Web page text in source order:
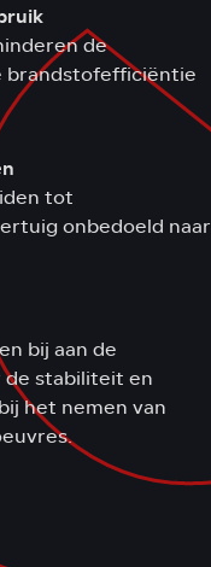
de
brandstofefficiëntie
tot
onbedoeld naar
bij aan de
stabiliteit en
het nemen van